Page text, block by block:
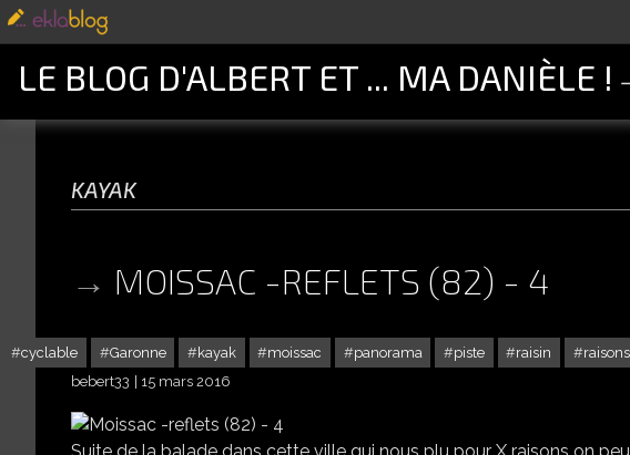
LE BLOG D'ALBERT ET ... MA DANIÈLE !
kayak
MOISSAC -REFLETS (82) - 4
cyclable Garonne kayak moissac panorama piste raisin raisons
bebert33
15 mars 2016